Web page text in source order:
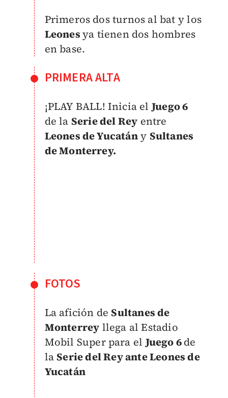
Primeros dos turnos al bat y los
Leonesya tienen dos hombres
en base.
PRIMERA ALTA
¡PLAY BALL! Inicia elJuego 6
de la Serie del Rey entre
Leones de Yucatány Sultanes
de Monterrey.
FOTOS
La afición deSultanes de
Monterrey llega al Estadio
Mobil Super para elJuego 6de
laSerie del Rey ante Leones de
Yucatán